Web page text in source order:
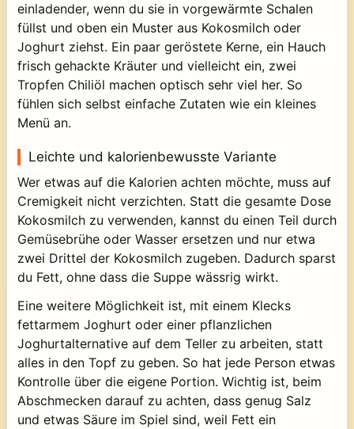
einladender, wenn du sie in vorgewärmte Schalen
füllst und oben ein Muster aus Kokosmilch oder
Joghurt ziehst. Ein paar geröstete Kerne, ein Hauch
frisch gehackte Kräuter und vielleicht ein, zwei
Tropfen Chiliöl machen optisch sehr viel her. So
fühlen sich selbst einfache Zutaten wie ein kleines
Menü an.
Leichte und kalorienbewusste Variante
Wer etwas auf die Kalorien achten möchte, muss auf
Cremigkeit nicht verzichten. Statt die gesamte Dose
Kokosmilch zu verwenden, kannst du einen Teil durch
Gemüsebrühe oder Wasser ersetzen und nur etwa
zwei Drittel der Kokosmilch zugeben. Dadurch sparst
du Fett, ohne dass die Suppe wässrig wirkt.
Eine weitere Möglichkeit ist, mit einem Klecks
fettarmem Joghurt oder einer pflanzlichen
Joghurtalternative auf dem Teller zu arbeiten, statt
alles in den Topf zu geben. So hat jede Person etwas
Kontrolle über die eigene Portion. Wichtig ist, beim
Abschmecken darauf zu achten, dass genug Salz
und etwas Säure im Spiel sind, weil Fett ein